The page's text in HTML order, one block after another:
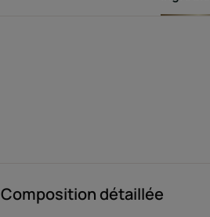
Composition détaillée